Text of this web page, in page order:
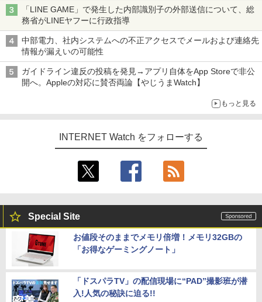
「LINE GAME」で発生した内部識別子の外部送信について、総
務省がLINEヤフーに行政指導
中部電力、社内システムへの不正アクセスでメールおよび連絡先
情報が漏えいの可能性
ガイドライン違反の投稿を発見→アプリ自体をApp Storeで非公
開へ。Appleの対応に賛否両論【やじうまWatch】
もっと見る
INTERNET Watch をフォローする
Special Site
お値段そのままでメモリ倍増！メモリ32GBの
「お得なゲーミングノート」
「ドスパラTV」の配信現場に“PAD”撮影班が潜
入!人気の秘訣に迫る!!